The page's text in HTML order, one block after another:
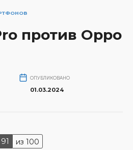
против Oppo
ОПУБЛИКОВАНО
01.03.2024
91 из 100